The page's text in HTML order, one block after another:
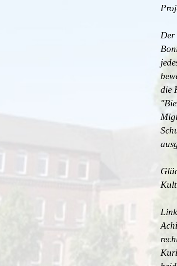
Der
die